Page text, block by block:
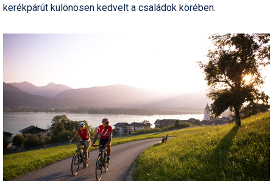
kerékpárút különösen kedvelt a családok körében.